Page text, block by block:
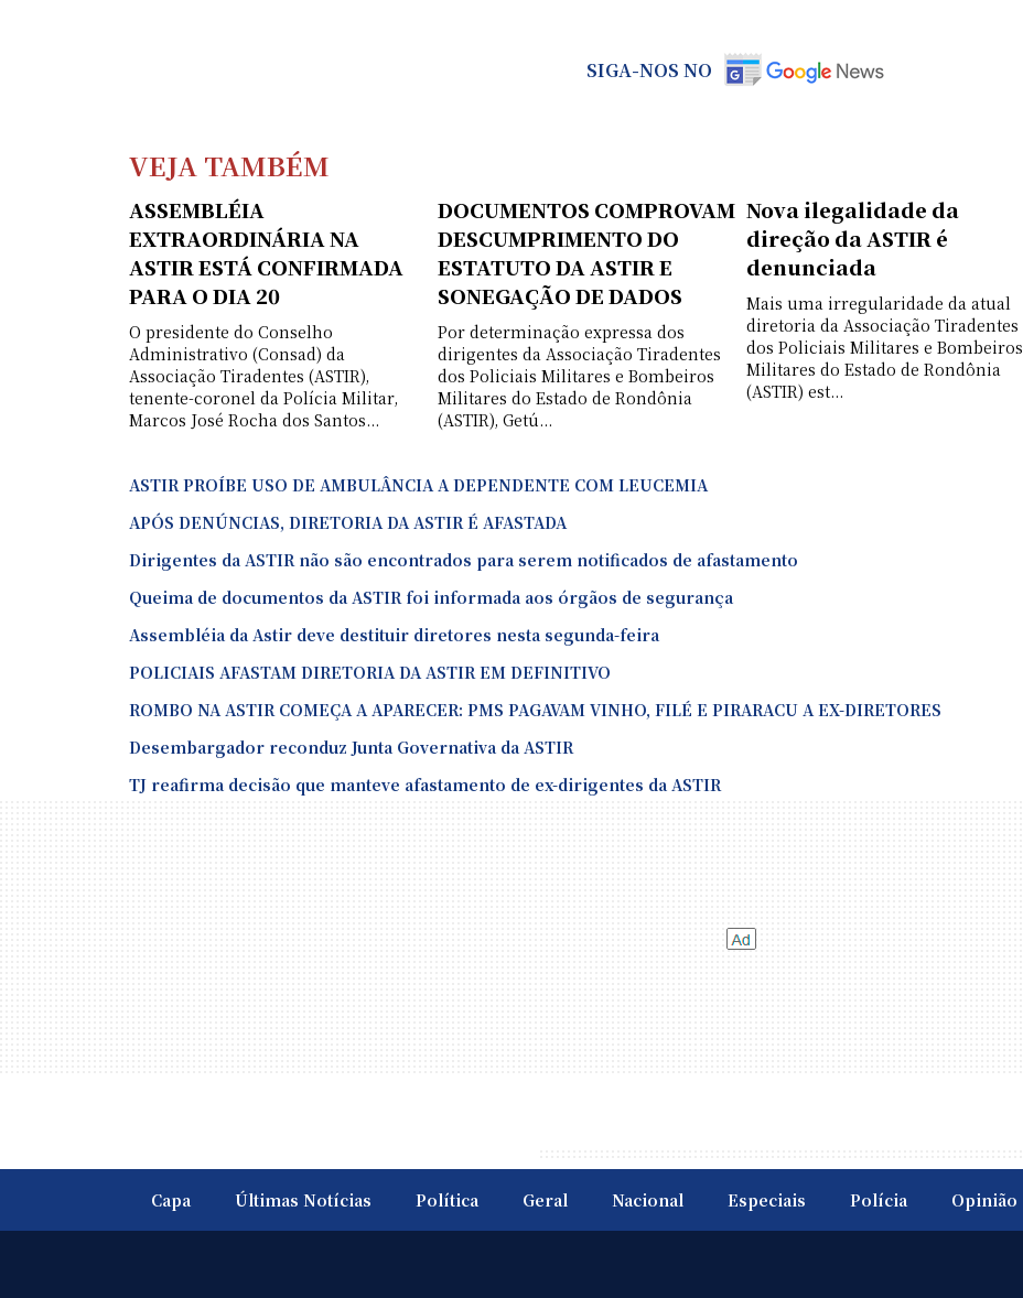
SIGA-NOS NO
VEJA TAMBÉM
ASSEMBLÉIA
EXTRAORDINÁRIA NA
ASTIR ESTÁ CONFIRMADA
PARA O DIA 20
O presidente do Conselho
Administrativo (Consad) da
Associação Tiradentes (ASTIR),
tenente-coronel da Polícia Militar,
Marcos José Rocha dos Santos...
DOCUMENTOS COMPROVAM
DESCUMPRIMENTO DO
ESTATUTO DA ASTIR E
SONEGAÇÃO DE DADOS
Por determinação expressa dos
dirigentes da Associação Tiradentes
dos Policiais Militares e Bombeiros
Militares do Estado de Rondônia
(ASTIR), Getú...
Nova ilegalidade da
direção da ASTIR é
denunciada
Mais uma irregularidade da atual
diretoria da Associação Tiradentes
dos Policiais Militares e Bombeiros
Militares do Estado de Rondônia
(ASTIR) est...
ASTIR PROÍBE USO DE AMBULÂNCIA A DEPENDENTE COM LEUCEMIA
APÓS DENÚNCIAS, DIRETORIA DA ASTIR É AFASTADA
Dirigentes da ASTIR não são encontrados para serem notificados de afastamento
Queima de documentos da ASTIR foi informada aos órgãos de segurança
Assembléia da Astir deve destituir diretores nesta segunda-feira
POLICIAIS AFASTAM DIRETORIA DA ASTIR EM DEFINITIVO
ROMBO NA ASTIR COMEÇA A APARECER: PMS PAGAVAM VINHO, FILÉ E PIRARACU A EX-DIRETORES
Desembargador reconduz Junta Governativa da ASTIR
TJ reafirma decisão que manteve afastamento de ex-dirigentes da ASTIR
Capa Últimas Notícias Política Geral Nacional Especiais Polícia Opinião